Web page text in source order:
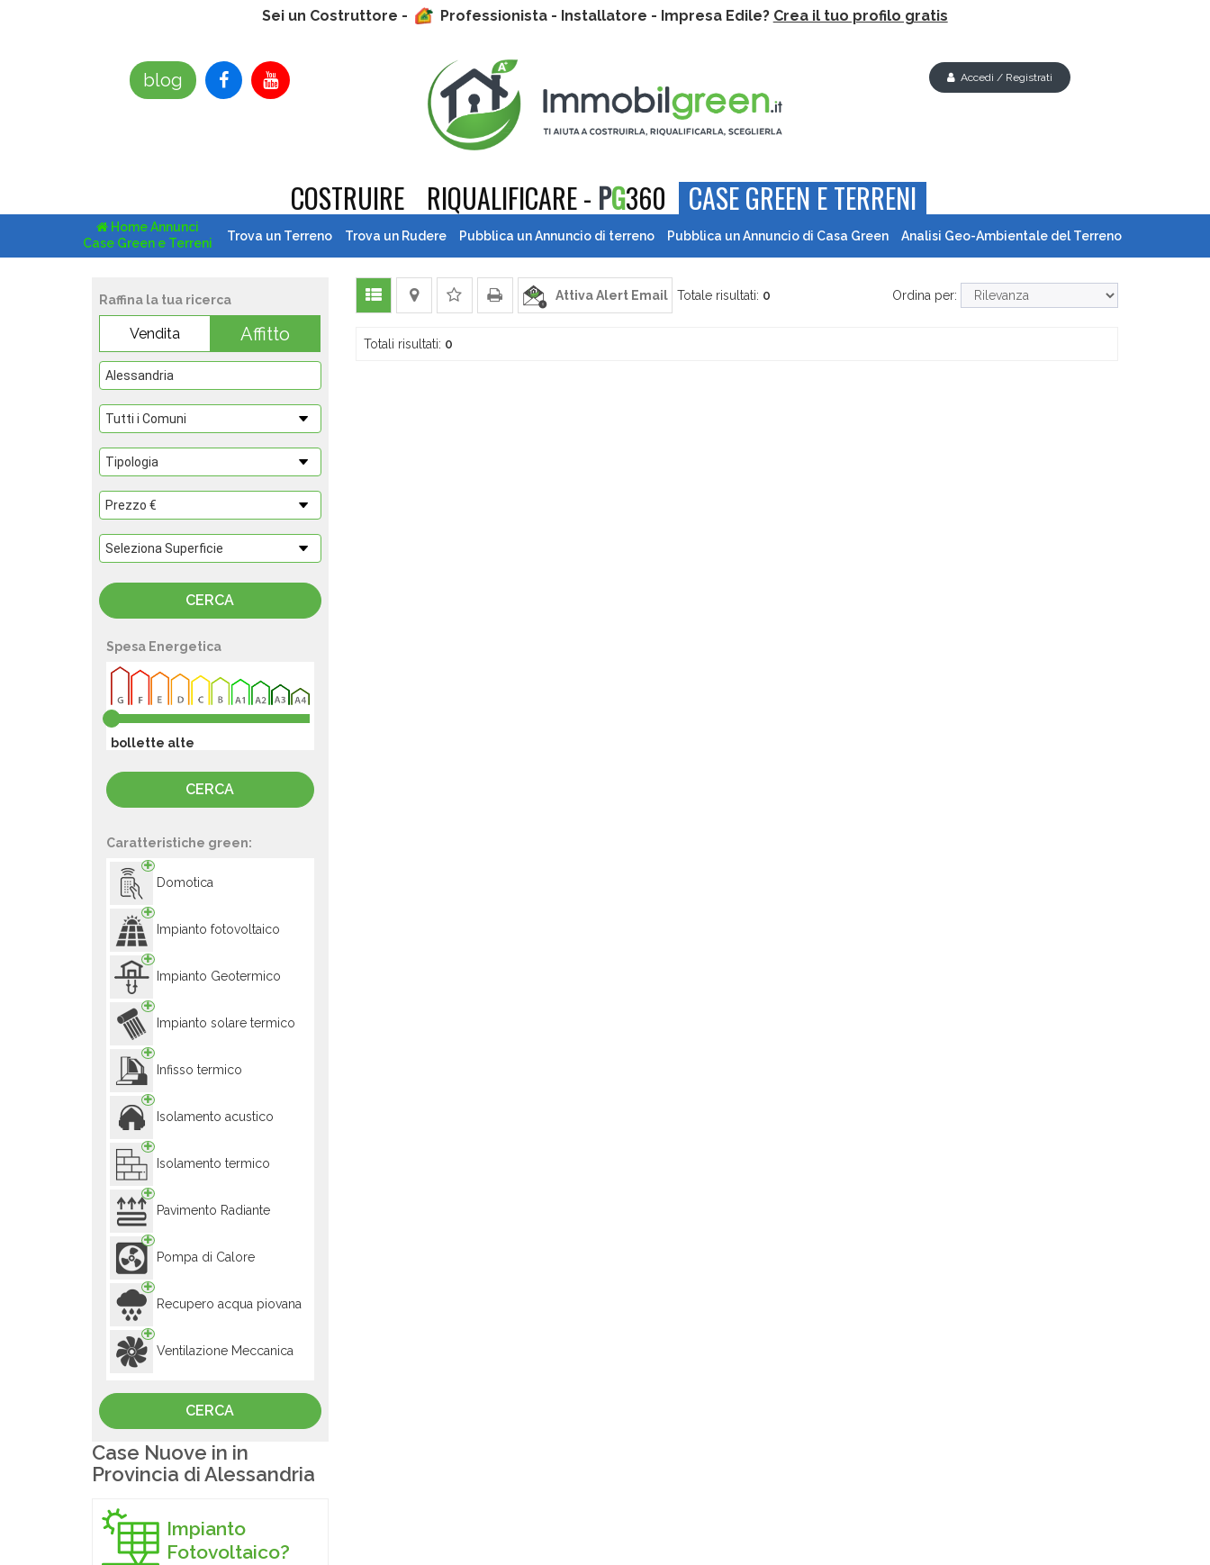
Sei un Costruttore - Professionista - Installatore - Impresa Edile? Crea il tuo profilo gratis
blog Accedi / Registrati
COSTRUIRE RIQUALIFICARE - PG360 CASE GREEN E TERRENI
Home Annunci
Case Green e Terreni
Trova un Terreno Trova un Rudere Pubblica un Annuncio di terreno Pubblica un Annuncio di Casa Green Analisi Geo-Ambientale del Terreno
Raffina la tua ricerca
Vendita Affitto
Spesa Energetica
bollette alte
Caratteristiche green:
Domotica
Impianto fotovoltaico
Impianto Geotermico
Impianto solare termico
Infisso termico
Isolamento acustico
Isolamento termico
Pavimento Radiante
Pompa di Calore
Recupero acqua piovana
Ventilazione Meccanica
Case Nuove in in
Provincia di Alessandria
Impianto
Fotovoltaico?
Attiva Alert Email Totale risultati: 0 Ordina per:
Totali risultati: 0